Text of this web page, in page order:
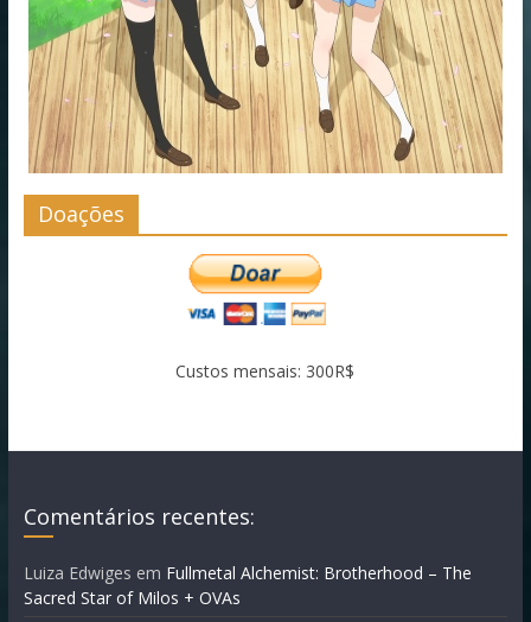
Doações
Custos mensais: 300R$
Comentários recentes:
Luiza Edwiges em Fullmetal Alchemist: Brotherhood – The
Sacred Star of Milos + OVAs